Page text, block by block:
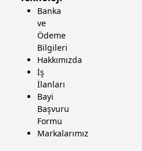
Banka
ve
Ödeme
Bilgileri
Hakkımızda
İş
İlanları
Bayi
Başvuru
Formu
Markalarımız